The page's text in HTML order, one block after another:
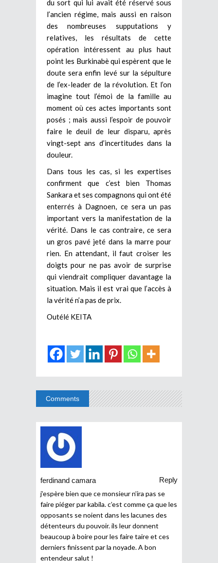
du sort qui lui avait été réservé sous
l’ancien régime, mais aussi en raison
des nombreuses supputations y
relatives, les résultats de cette
opération intéressent au plus haut
point les Burkinabè qui espèrent que le
doute sera enfin levé sur la sépulture
de l’ex-leader de la révolution. Et l’on
imagine tout l’émoi de la famille au
moment où ces actes importants sont
posés ; mais aussi l’espoir de pouvoir
faire le deuil de leur disparu, après
vingt-sept ans d’incertitudes dans la
douleur.
Dans tous les cas, si les expertises
confirment que c’est bien Thomas
Sankara et ses compagnons qui ont été
enterrés à Dagnoen, ce sera un pas
important vers la manifestation de la
vérité. Dans le cas contraire, ce sera
un gros pavé jeté dans la marre pour
rien. En attendant, il faut croiser les
doigts pour ne pas avoir de surprise
qui viendrait compliquer davantage la
situation. Mais il est vrai que l’accès à
la vérité n’a pas de prix.
Outélé KEITA
Comments
ferdinand camara
Reply
j’espère bien que ce monsieur n’ira pas se
faire piéger par kabila. c’est comme ça que les
opposants se noient dans les lacunes des
détenteurs du pouvoir. ils leur donnent
beaucoup à boire pour les faire taire et ces
derniers finissent par la noyade. A bon
entendeur salut !